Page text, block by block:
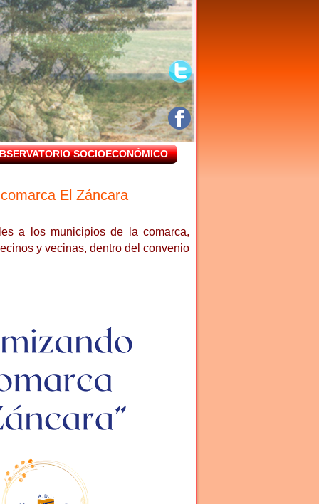
SOCIOECONÓMICO
El Záncara
a los municipios de la comarca,
y vecinas, dentro del convenio